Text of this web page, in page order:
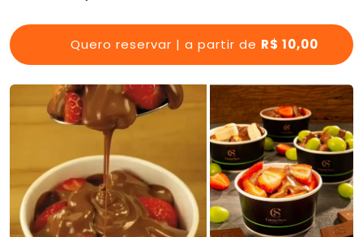
Quero reservar | a partir de R$ 10,00